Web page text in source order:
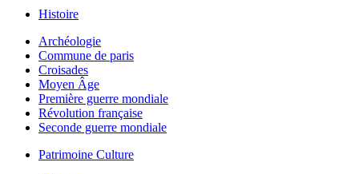
Histoire
Archéologie
Commune de paris
Croisades
Moyen Âge
Première guerre mondiale
Révolution française
Seconde guerre mondiale
Patrimoine Culture